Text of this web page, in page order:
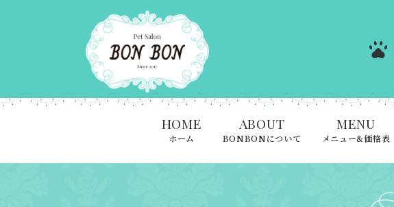
HOME
ホーム
ABOUT
BONBONについて
MENU
メニュー&価格表